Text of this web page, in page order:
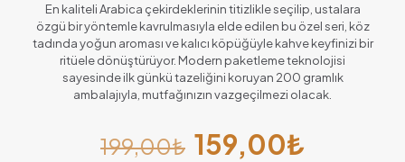
En kaliteli Arabica çekirdeklerinin titizlikle seçilip, ustalara
özgü bir yöntemle kavrulmasıyla elde edilen bu özel seri, köz
tadında yoğun aroması ve kalıcı köpüğüyle kahve keyfinizi bir
ritüele dönüştürüyor. Modern paketleme teknolojisi
sayesinde ilk günkü tazeliğini koruyan 200 gramlık
ambalajıyla, mutfağınızın vazgeçilmezi olacak.
199,00₺ 159,00₺